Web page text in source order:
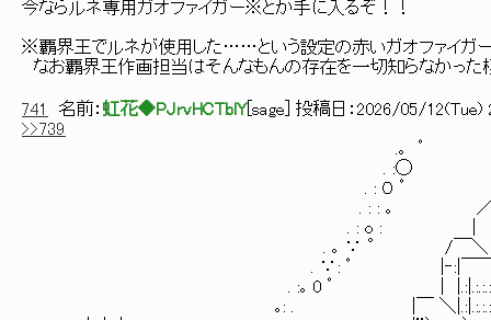
今ならルネ専用ガオファイガー※とか手に入るぞ！！
※覇界王でルネが使用した……という設定の赤いガオファイガ
なお覇界王作画担当はそんなもんの存在を一切知らなかった
741 名前： 虹花◆PJrvHCTblY[ sage ] 投稿日： 2026/05/12(Tue)
>>739
.｡ ﾟ |.:.:.::＼
. :◯ ＼.:.:.:/￣￣＼‘,
. : ０ ﾟ |￣￣|::＼
. : : ｡ ／￣￣＼.:.:.:＼.:.:＼
. : o : | |＼.:.:.:＼＿
. ｡ ∵ ° /￣＼ ,．--＼.:.:.:／,．
. ∵: ﾟ |‐:|￣￣＼＼_____|／| /／|＼/
. :｡ 0 ﾟ | |.:|.:.:.:.:.:.:|: : :.／.:.:.:.|:|/|Ｖ＼|/
｡: . |￣ ＼|.:|.:.:.:. ／￣|.:.:.: .: :|__/,､く